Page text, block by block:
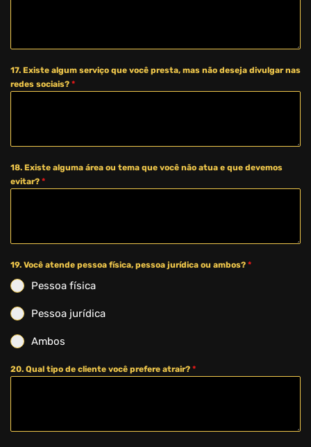
17. Existe algum serviço que você presta, mas não deseja divulgar nas
redes sociais? *
18. Existe alguma área ou tema que você não atua e que devemos
evitar? *
19. Você atende pessoa física, pessoa jurídica ou ambos? *
Pessoa física
Pessoa jurídica
Ambos
20. Qual tipo de cliente você prefere atrair? *